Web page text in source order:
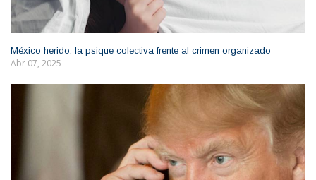
México herido: la psique colectiva frente al crimen organizado
Abr 07, 2025